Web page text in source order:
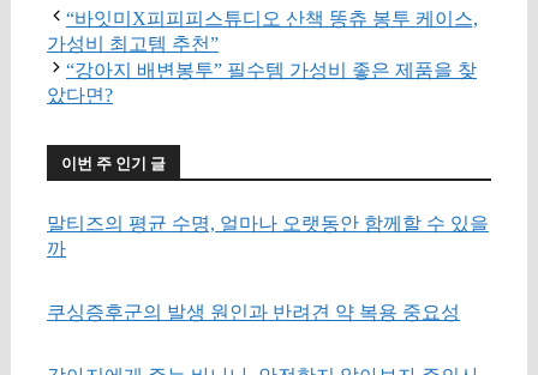
“바잇미X피피피스튜디오 산책 똥츄 봉투 케이스,
가성비 최고템 추천”
“강아지 배변봉투” 필수템 가성비 좋은 제품을 찾
았다면?
이번 주 인기 글
말티즈의 평균 수명, 얼마나 오랫동안 함께할 수 있을
까
쿠싱증후군의 발생 원인과 반려견 약 복용 중요성